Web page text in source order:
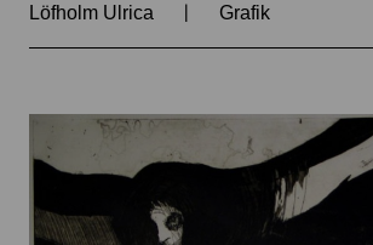
Löfholm Ulrica | Grafik